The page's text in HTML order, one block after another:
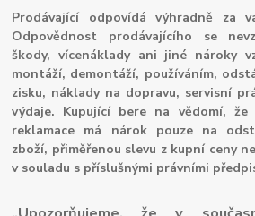
Prodávající odpovídá výhradně za
Odpovědnost prodávajícího se
škody, vícenáklady ani jiné nároky
montáží, demontáží, používáním,
zisku, náklady na dopravu, servisní
výdaje. Kupující bere na vědomí, že
reklamace má nárok pouze na
zboží, přiměřenou slevu z kupní ceny
v souladu s příslušnými právními